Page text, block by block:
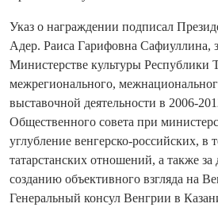
Указ о награждении подписал
Адер. Раиса Гарифовна Сафиуллина,
Министерстве культуры Республики
межрегионального,
выставочной деятельности в 2006-
Общественного совета при
углубление венгерско-российских, в
татарстанских отношений, а также за
созданию объективного взгляда на
Генеральный консул Венгрии в